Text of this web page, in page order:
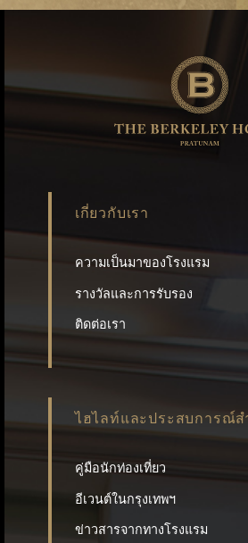
เกี่ยวกับเรา
ความเป็นมาของโรงแรม
รางวัลและการรับรอง
ติดต่อเรา
ไฮไลท์และประสบการณ์
คู่มือนักท่องเที่ยว
อีเวนต์ในกรุงเทพฯ
ข่าวสารจากทางโรงแรม